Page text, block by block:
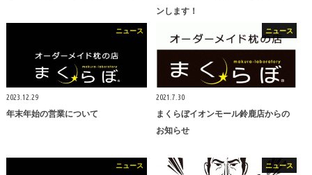
ンします！
ニュース
2023.12.29
年末年始の営業について
ニュース
2021.7.30
まくらぼイオンモール鈴鹿店からの
お知らせ
ニュース ニュース